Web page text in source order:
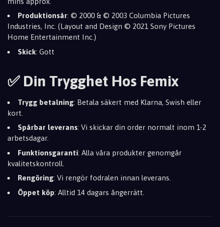
Produktionsår: © 2000 & © 2003 Columbia Pictures
Industries, Inc. (Layout and Design © 2021 Sony Pictures
Home Entertainment Inc.)
Skick: Gott
✅ Din Trygghet Hos Femix
Trygg betalning: Betala säkert med Klarna, Swish eller
kort.
Spårbar leverans: Vi skickar din order normalt inom 1-2
arbetsdagar.
Funktionsgaranti: Alla våra produkter genomgår
kvalitetskontroll.
Rengöring: Vi rengör fodralen innan leverans.
Öppet köp: Alltid 14 dagars ångerrätt.